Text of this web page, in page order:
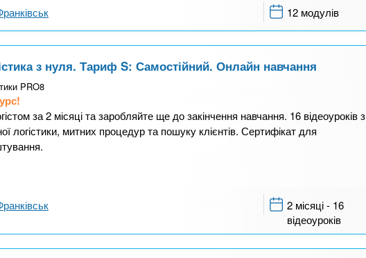
12 модулів
з нуля. Тариф S: Самостійний. Онлайн навчання
PRO8
за 2 місяці та заробляйте ще до закінчення навчання. 16 відеоуроків з
логістики, митних процедур та пошуку клієнтів. Сертифікат для
2 місяці - 16
відеоуроків